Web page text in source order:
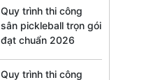
Quy trình thi công
sân pickleball trọn gói
đạt chuẩn 2026
Quy trình thi công